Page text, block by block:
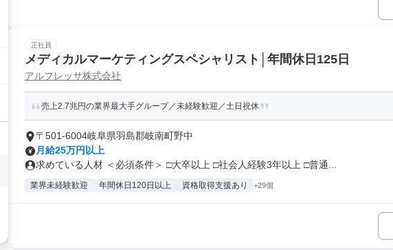
正社員
メディカルマーケティングスペシャリスト│年間休日125日
アルフレッサ株式会社
売上2.7兆円の業界最大手グループ／未経験歓迎／土日祝休
〒501-6004岐阜県羽島郡岐南町野中
月給25万円以上
求めている人材 ＜必須条件＞ □大卒以上 □社会人経験3年以上 □普通...
業界未経験歓迎 年間休日120日以上 資格取得支援あり +29個